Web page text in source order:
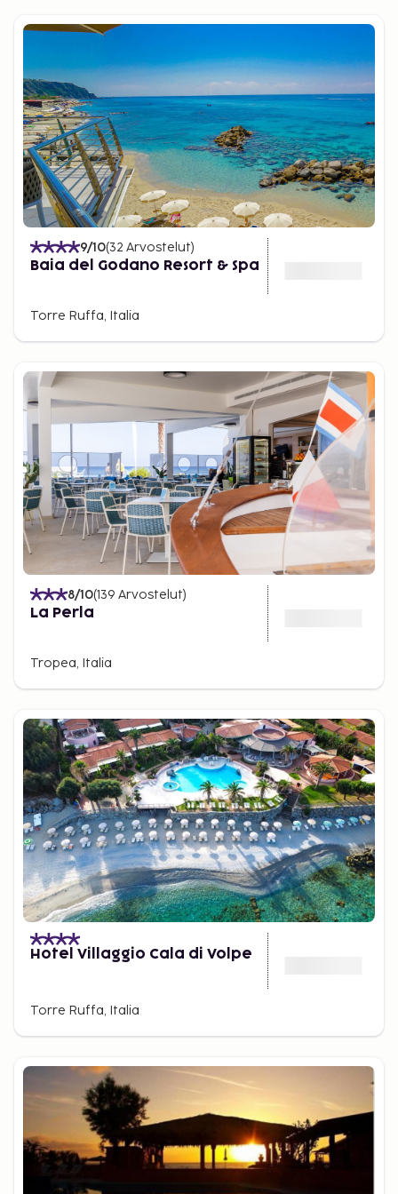
9/10(32 Arvostelut)
Baia del Godano Resort & Spa
Torre Ruffa, Italia
8/10(139 Arvostelut)
La Perla
Tropea, Italia
Hotel Villaggio Cala di Volpe
Torre Ruffa, Italia